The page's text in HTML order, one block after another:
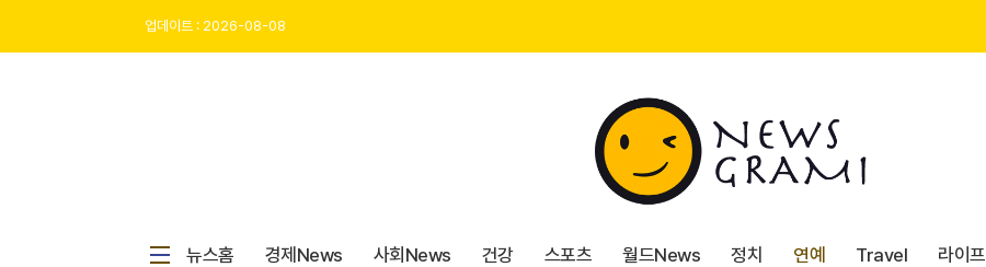
업데이트 : 2026-08-08
뉴스홈 경제News 사회News 건강 스포츠 월드News 정치 연예 Travel 라이프